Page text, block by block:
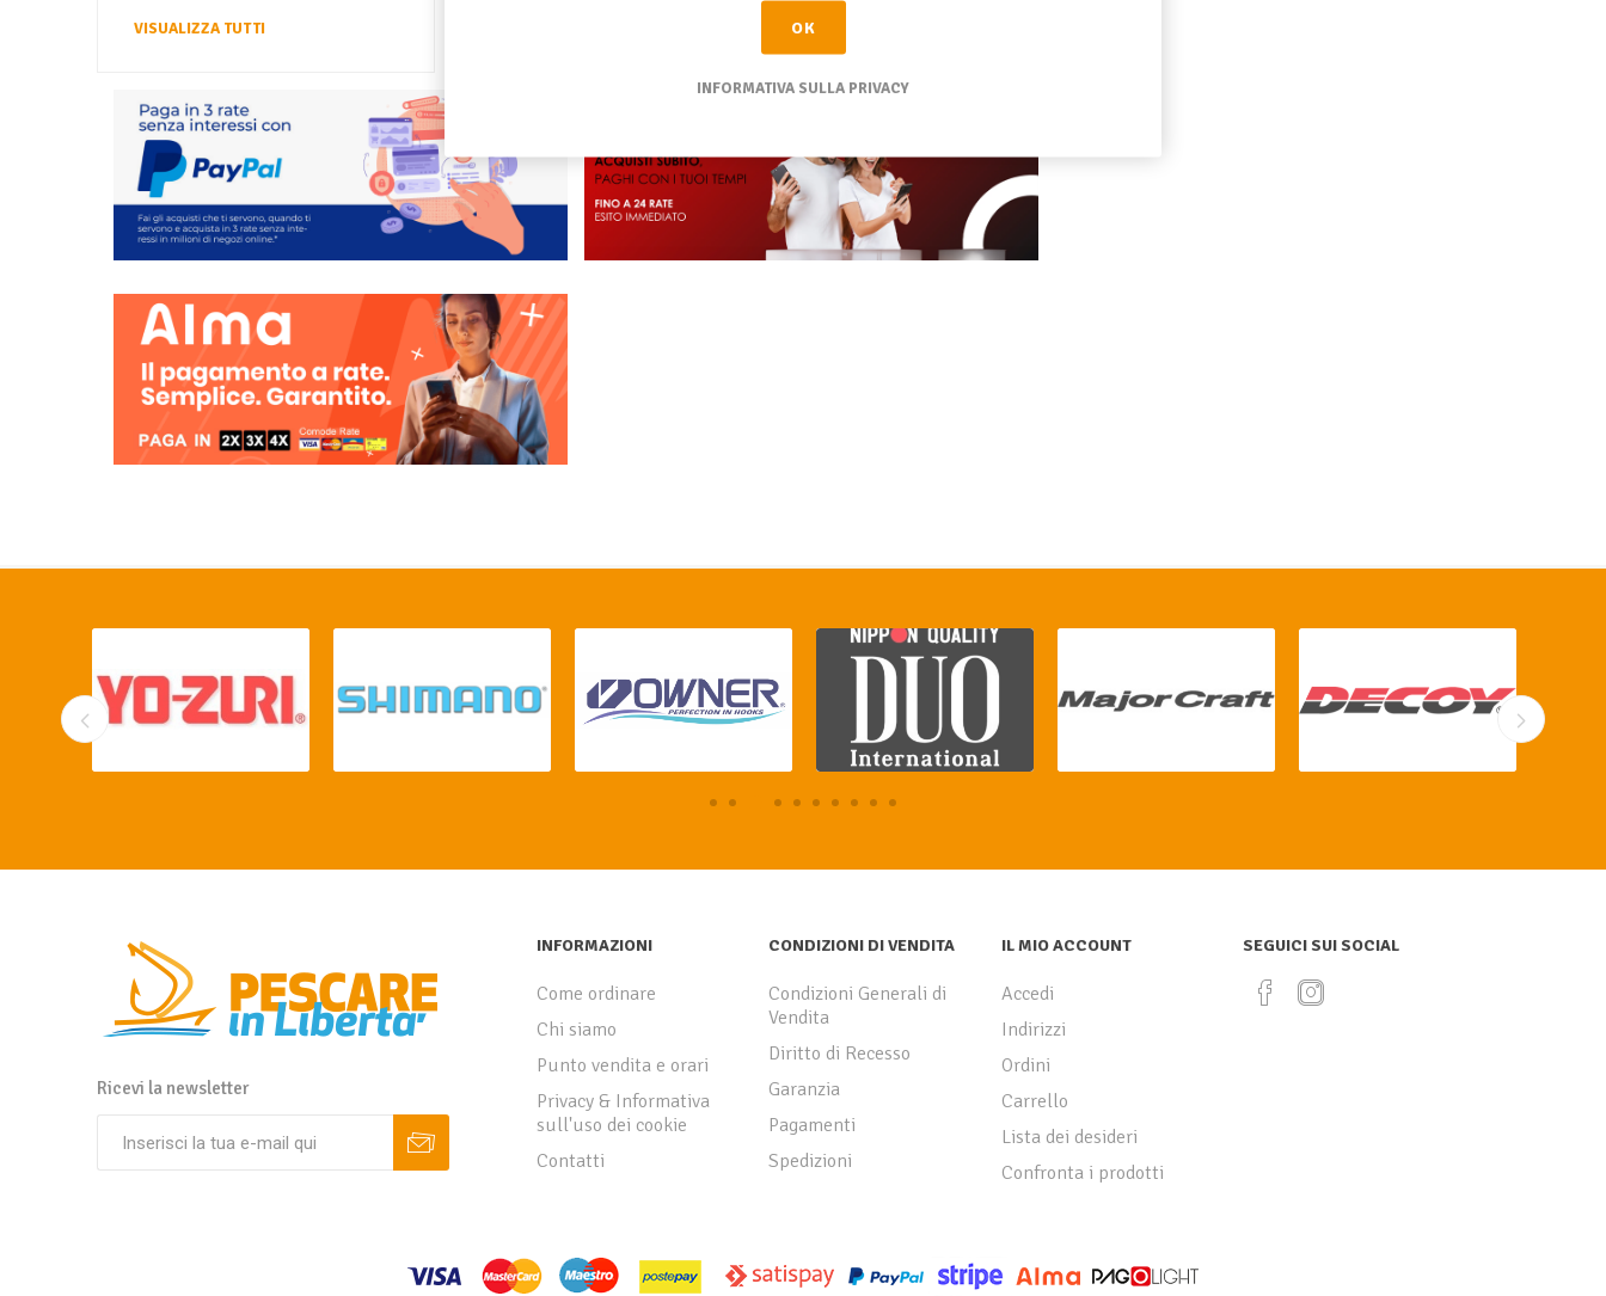
VISUALIZZA TUTTI
Ricevi la newsletter
INFORMAZIONI
Come ordinare
Chi siamo
Punto vendita e orari
Privacy & Informativa
sull'uso dei cookie
Contatti
CONDIZIONI DI VENDITA
Condizioni Generali di
Vendita
Diritto di Recesso
Garanzia
Pagamenti
Spedizioni
IL MIO ACCOUNT
Accedi
Indirizzi
Ordini
Carrello
Lista dei desideri
Confronta i prodotti
SEGUICI SUI SOCIAL
OK
INFORMATIVA SULLA PRIVACY